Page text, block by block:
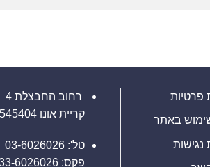
פרטיות
באתר
רחוב החבצלת 4
קריית אונו 5545404
טל': 03-6026026
פקס: 1533-6026026